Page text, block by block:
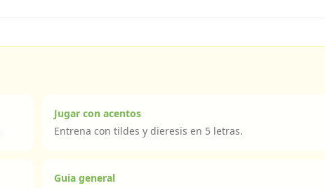
Jugar con acentos
Entrena con tildes y dieresis en 5 letras.
Guia general